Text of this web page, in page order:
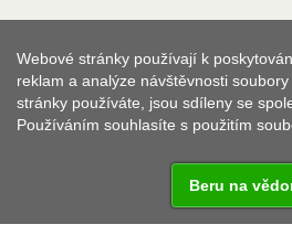
Webové stránky používají k
reklam a analýze návštěvnosti
stránky používáte, jsou sdíleny se
Používáním souhlasíte s použitím
Beru na